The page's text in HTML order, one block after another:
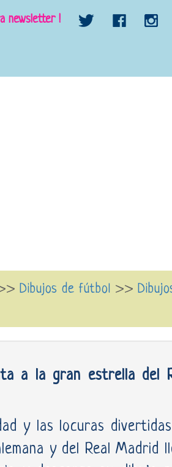
newsletter !
Dibujos de fútbol >>
a la gran estrella del
y las locuras
y del Real Madrid